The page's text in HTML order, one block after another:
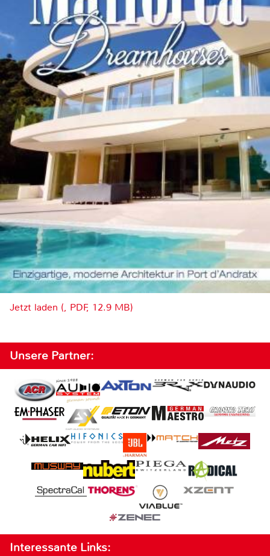
Jetzt laden (, PDF, 12.9 MB)
Unsere Partner:
Interessante Links: